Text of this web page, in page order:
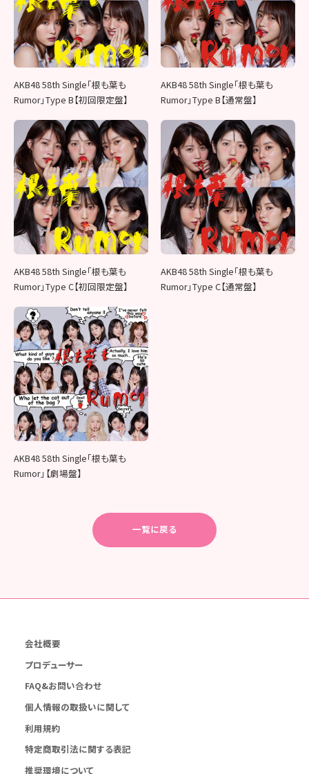
AKB48 58th Single「根も葉も
Rumor」Type B【初回限定盤】
AKB48 58th Single「根も葉も
Rumor」Type B【通常盤】
AKB48 58th Single「根も葉も
Rumor」Type C【初回限定盤】
AKB48 58th Single「根も葉も
Rumor」Type C【通常盤】
AKB48 58th Single「根も葉も
Rumor」【劇場盤】
一覧に戻る
会社概要
プロデューサー
FAQ&お問い合わせ
個人情報の取扱いに関して
利用規約
特定商取引法に関する表記
推奨環境について